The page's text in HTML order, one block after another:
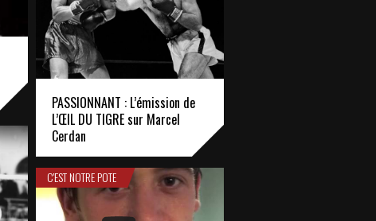
PASSIONNANT : L’émission de
L’ŒIL DU TIGRE sur Marcel
Cerdan
C'EST NOTRE POTE